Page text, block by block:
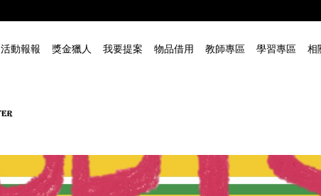
活動報報 獎金獵人 我要提案 物品借用 教師專區 學習專區 相